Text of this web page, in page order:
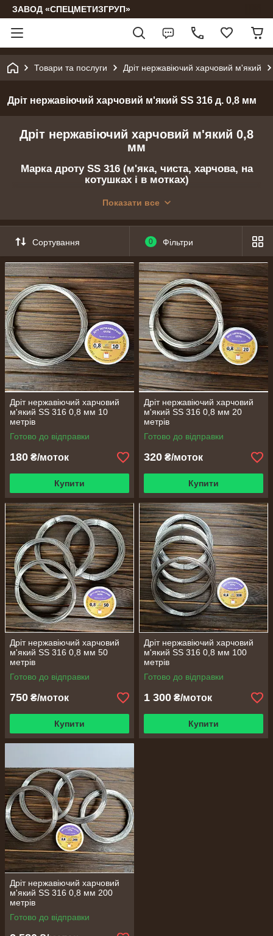
ЗАВОД «СПЕЦМЕТИЗГРУП»
Товари та послуги Дріт нержавіючий харчовий м'який
Дріт нержавіючий харчовий м'який SS 316 д. 0,8 мм
Дріт нержавіючий харчовий м'який 0,8
мм
Марка дроту SS 316 (м'яка, чиста, харчова, на
котушках і в мотках)
Виберіть необхідний діаметр натиснувши на
нього !!!
0,1 мм 0,2 мм 0,3 мм
0,4 мм
0,5 мм
0,8 мм
1,0 мм
1,2 мм
Показати все
Сортування 0 Фільтри
Дріт нержавіючий харчовий
м'який SS 316 0,8 мм 10
метрів
Готово до відправки
180 ₴/моток
Купити
Дріт нержавіючий харчовий
м'який SS 316 0,8 мм 20
метрів
Готово до відправки
320 ₴/моток
Купити
Дріт нержавіючий харчовий
м'який SS 316 0,8 мм 50
метрів
Готово до відправки
750 ₴/моток
Купити
Дріт нержавіючий харчовий
м'який SS 316 0,8 мм 100
метрів
Готово до відправки
1 300 ₴/моток
Купити
Дріт нержавіючий харчовий
м'який SS 316 0,8 мм 200
метрів
Готово до відправки